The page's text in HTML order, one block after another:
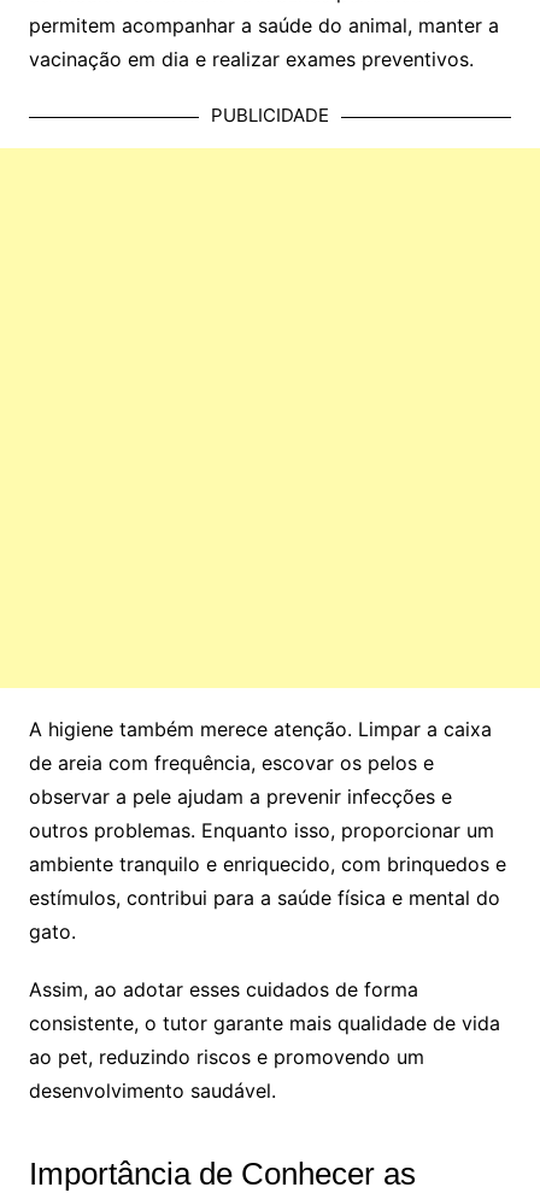
permitem acompanhar a saúde do animal, manter a
vacinação em dia e realizar exames preventivos.
PUBLICIDADE
A higiene também merece atenção. Limpar a caixa
de areia com frequência, escovar os pelos e
observar a pele ajudam a prevenir infecções e
outros problemas. Enquanto isso, proporcionar um
ambiente tranquilo e enriquecido, com brinquedos e
estímulos, contribui para a saúde física e mental do
gato.
Assim, ao adotar esses cuidados de forma
consistente, o tutor garante mais qualidade de vida
ao pet, reduzindo riscos e promovendo um
desenvolvimento saudável.
Importância de Conhecer as